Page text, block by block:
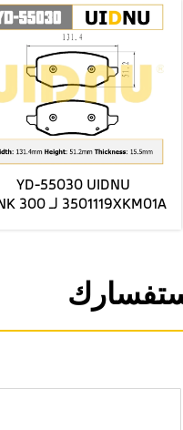
3501180MK01DE01
3501280MK03DE01